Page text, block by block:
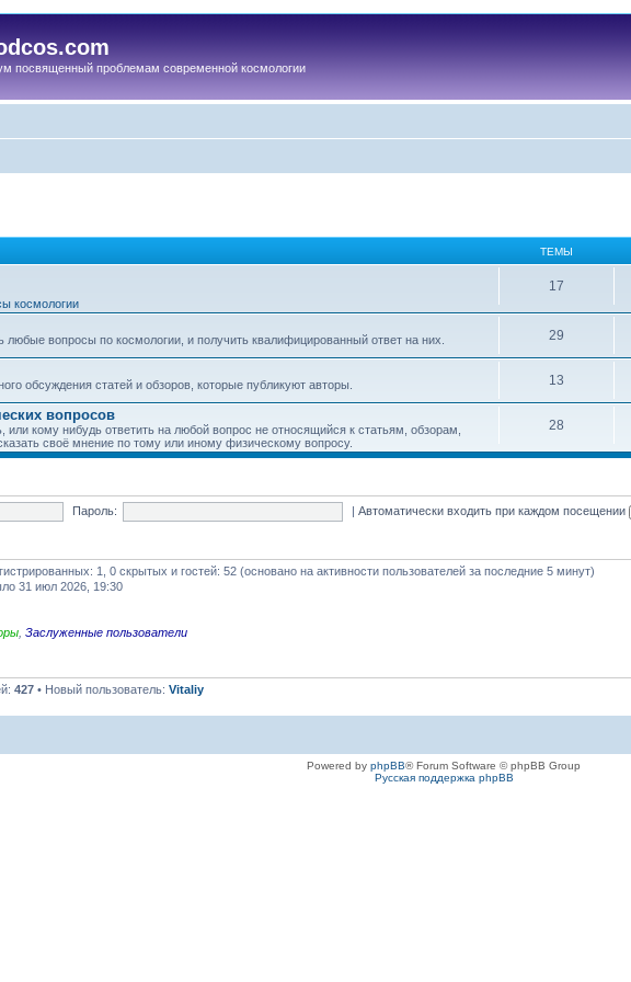
посвященный проблемам современной космологии
ТЕМЫ
космологии
17
вопросы по космологии, и получить квалифицированный ответ на них. 29
обсуждения статей и обзоров, которые публикуют авторы. 13
вопросов
кому нибудь ответить на любой вопрос не относящийся к статьям, обзорам,
своё мнение по тому или иному физическому вопросу.
28
Пароль: |Автоматически входить при каждом посещении
1, 0 скрытых и гостей: 52 (основано на активности пользователей за последние 5 минут)
31 июл 2026, 19:30
Заслуженные пользователи
427 • Новый пользователь: Vitaliy
Powered by phpBB® Forum Software © phpBB Group
Русская поддержка phpBB